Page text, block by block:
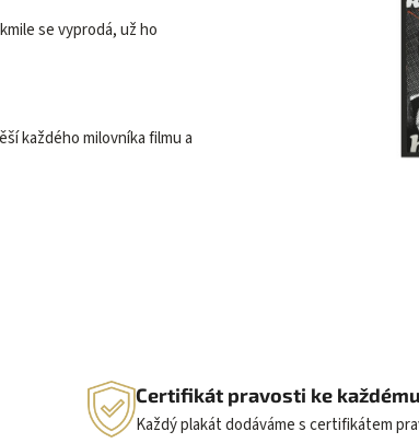
se vyprodá, už ho
každého milovníka filmu a
Certifikát pravosti ke
Každý plakát dodáváme s certifikátem